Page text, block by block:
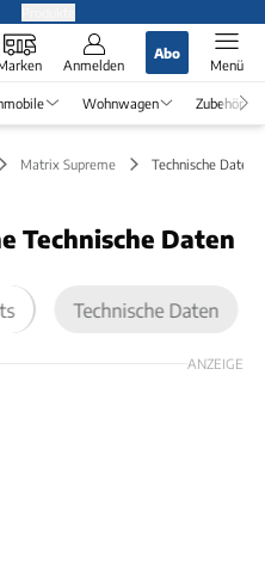
Anmelden
Abo
Menü
Wohnwagen Zubehör
Matrix Supreme Technische Daten
Technische Daten
Technische Daten
ANZEIGE